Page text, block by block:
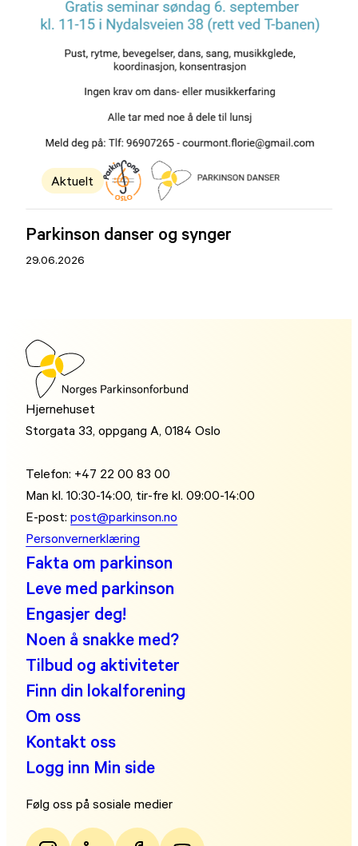
Aktuelt
Parkinson danser og synger
29.06.2026
Hjernehuset
Storgata 33, oppgang A, 0184 Oslo
Telefon: +47 22 00 83 00
Man kl. 10:30-14:00, tir-fre kl. 09:00-14:00
E-post:post@parkinson.no
Personvernerklæring
Fakta om parkinson
Leve med parkinson
Engasjer deg!
Noen å snakke med?
Tilbud og aktiviteter
Finn din lokalforening
Om oss
Kontakt oss
Logg inn Min side
Følg oss på sosiale medier